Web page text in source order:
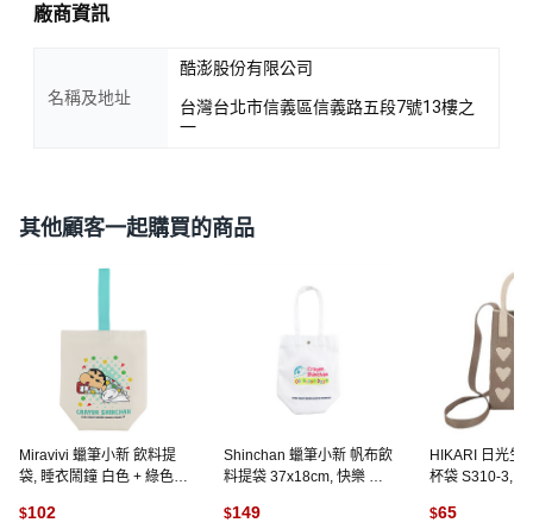
廠商資訊
名稱及地址
酷澎股份有限公司
台灣台北市信義區信義路五段7號13樓之
一
其他顧客一起購買的商品
Miravivi 蠟筆小新 飲料提
袋, 睡衣鬧鐘 白色 + 綠色,
$102
Shinchan 蠟筆小新 帆布飲
料提袋 37x18cm, 快樂 白
$149
HIKARI 日光生
杯袋 S310-3, 1
$65